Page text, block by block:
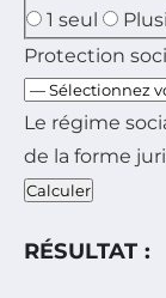
1 seul
Protection
Le régime
de la forme
Calculer
RÉSULTAT :